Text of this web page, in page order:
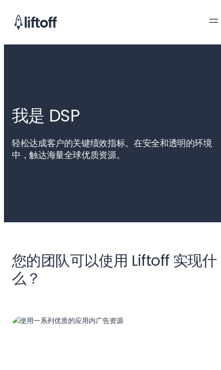
我是 DSP
轻松达成客户的关键绩效指标。在安全和透明的环境
中，触达海量全球优质资源。
您的团队可以使用 Liftoff 实现什
么？